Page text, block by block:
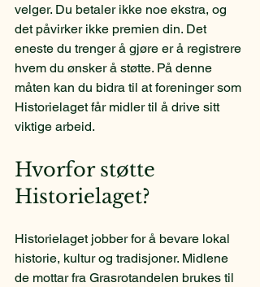
velger. Du betaler ikke noe ekstra, og
det påvirker ikke premien din. Det
eneste du trenger å gjøre er å registrere
hvem du ønsker å støtte. På denne
måten kan du bidra til at foreninger som
Historielaget får midler til å drive sitt
viktige arbeid.
Hvorfor støtte
Historielaget?
Historielaget jobber for å bevare lokal
historie, kultur og tradisjoner. Midlene
de mottar fra Grasrotandelen brukes til